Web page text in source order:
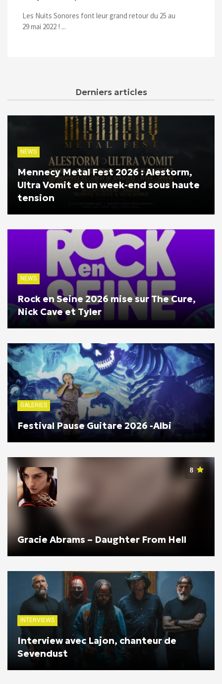
Les Nuits Sonores font leur grand retour du 25 au
29 mai 2022 ! ...
Derniers articles
NEWS
Mennecy Metal Fest 2026 : Alestorm,
Ultra Vomit et un week-end sous haute
tension
NEWS
Rock en Seine 2026 mise sur The Cure,
Nick Cave et Tyler
GALERIES
Festival Pause Guitare 2026 -Albi
8
Gracie Abrams – Daughter From Hell
INTERVIEWS
Interview avec Lajon, chanteur de
Sevendust